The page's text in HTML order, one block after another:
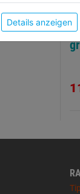
Details anzeigen